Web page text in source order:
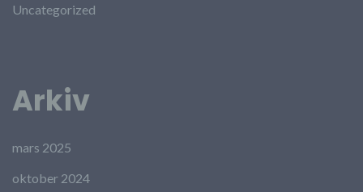
Uncategorized
Arkiv
mars 2025
oktober 2024